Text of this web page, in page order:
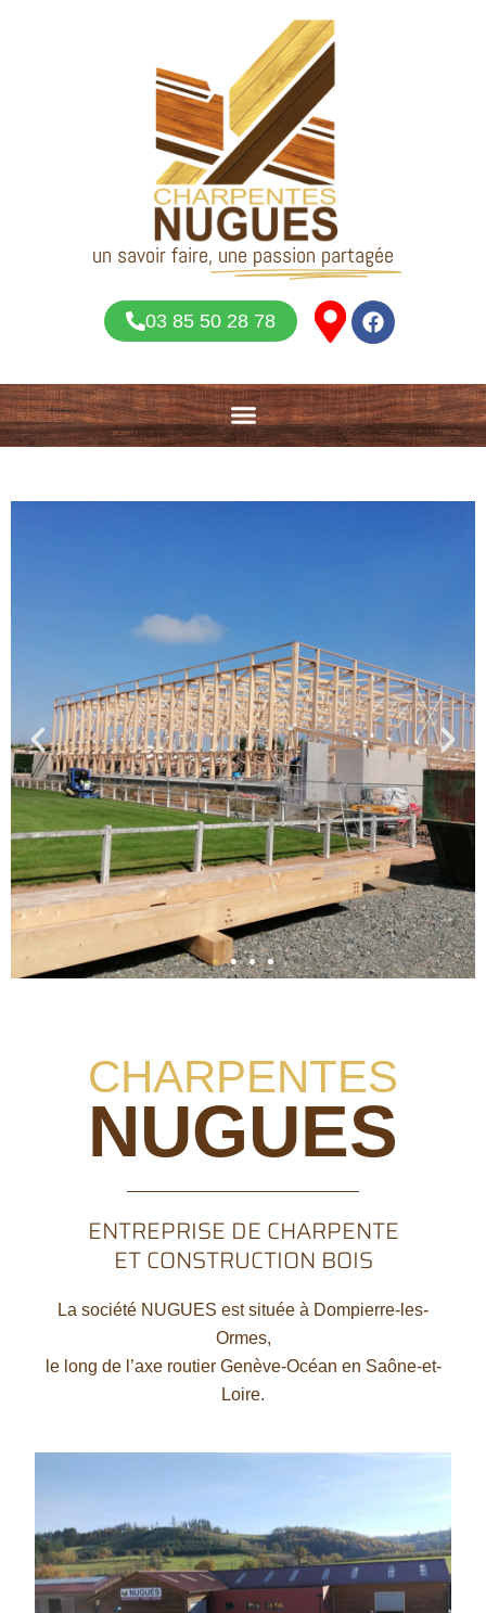
un savoir faire, une passion partagée
03 85 50 28 78
CHARPENTES
NUGUES
ENTREPRISE DE CHARPENTE
ET CONSTRUCTION BOIS
La société NUGUES est située à Dompierre-les-
Ormes,
le long de l’axe routier Genève-Océan en Saône-et-
Loire.